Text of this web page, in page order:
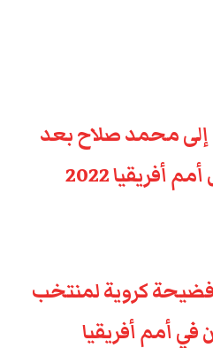
إلى محمد صلاح بعد
خسارته لقب كأس أمم أفريقيا 2022
كروية لمنتخب
في أمم أفريقيا